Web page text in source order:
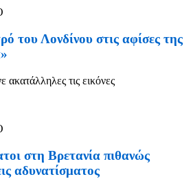
του Λονδίνου στις αφίσες της
ακατάλληλες τις εικόνες
στη Βρετανία πιθανώς
αδυνατίσματος